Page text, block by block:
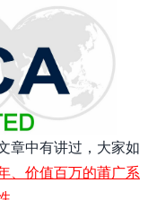
章中有讲过，大家如
、价值百万的莆广系